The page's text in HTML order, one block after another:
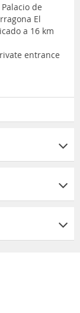
de
El
a 16 km
entrance